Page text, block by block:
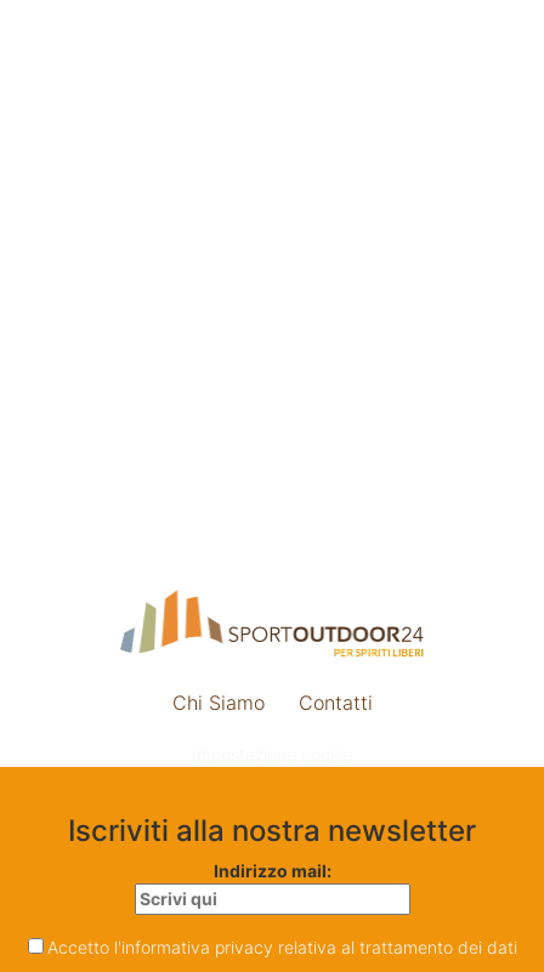
Chi Siamo Contatti
Iscriviti alla nostra newsletter
Indirizzo mail:
Accetto l'informativa privacy relativa al trattamento dei dati